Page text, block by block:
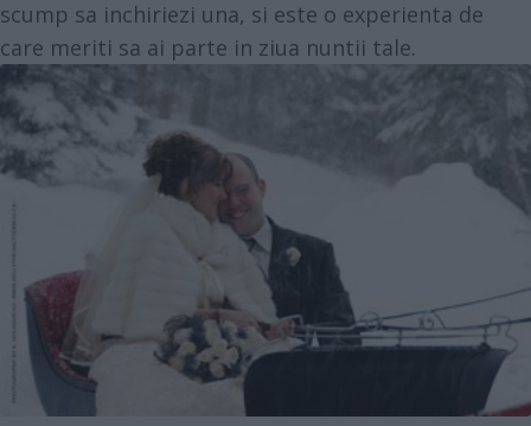
scump sa inchiriezi una, si este o experienta de
care meriti sa ai parte in ziua nuntii tale.